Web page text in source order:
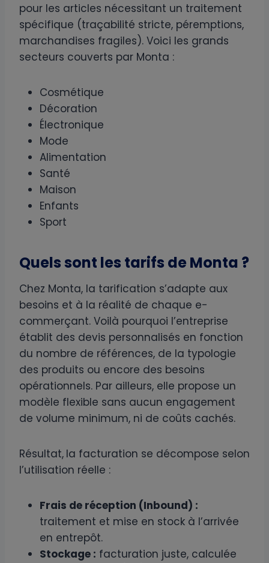
pour les articles nécessitant un traitement
spécifique (traçabilité stricte, péremptions,
marchandises fragiles). Voici les grands
secteurs couverts par Monta :
Cosmétique
Décoration
Électronique
Mode
Alimentation
Santé
Maison
Enfants
Sport
Quels sont les tarifs de Monta ?
Chez Monta, la tarification s’adapte aux
besoins et à la réalité de chaque e-
commerçant. Voilà pourquoi l’entreprise
établit des devis personnalisés en fonction
du nombre de références, de la typologie
des produits ou encore des besoins
opérationnels. Par ailleurs, elle propose un
modèle flexible sans aucun engagement
de volume minimum, ni de coûts cachés.
Résultat, la facturation se décompose selon
l’utilisation réelle :
Frais de réception (Inbound) :
traitement et mise en stock à l’arrivée
en entrepôt.
Stockage : facturation juste, calculée